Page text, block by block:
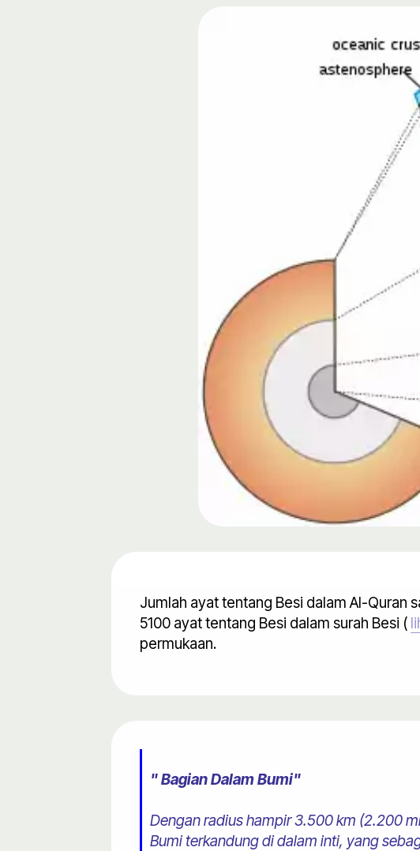
Jumlah ayat tentang Besi dalam Al-Quran
5100 ayat tentang Besi dalam surah Besi (
permukaan.
" Bagian Dalam Bumi"
Dengan radius hampir 3.500 km (2.200
Bumi terkandung di dalam inti, yang